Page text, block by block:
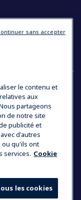
Policy
le contenu et
aux
partageons
de notre site
publicité et
d'autres
qu'ils ont
services. Cookie
les cookies
sans accepter